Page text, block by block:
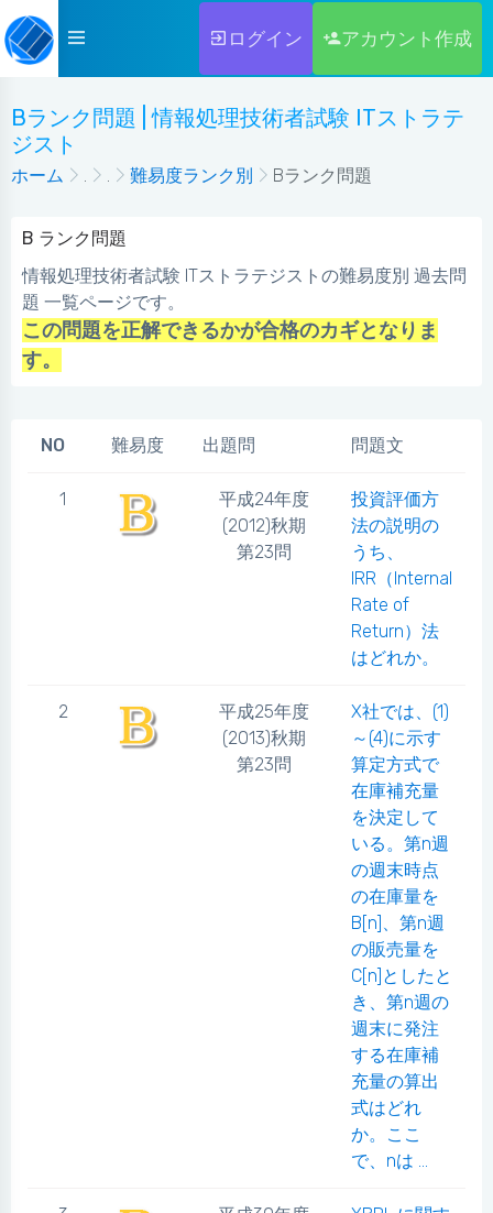
ログイン アカウント作成
Bランク問題 | 情報処理技術者試験 ITストラテ
ジスト
ホーム . . 難易度ランク別 Bランク問題
B ランク問題
情報処理技術者試験 ITストラテジストの難易度別 過去問
題 一覧ページです。
この問題を正解できるかが合格のカギとなりま
す。
NO 難易度 出題問 問題文
1
平成24年度
(2012)秋期
第23問
投資評価方
法の説明の
うち、
IRR（Internal
Rate of
Return）法
はどれか。
2
平成25年度
(2013)秋期
第23問
X社では、(1)
～(4)に示す
算定方式で
在庫補充量
を決定して
いる。第n週
の週末時点
の在庫量を
B[n]、第n週
の販売量を
C[n]としたと
き、第n週の
週末に発注
する在庫補
充量の算出
式はどれ
か。ここ
で、nは ...